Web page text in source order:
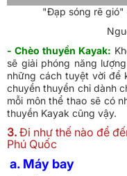
"Đạp sóng rẽ gió"
- Chèo thuyền Kayak:
sẽ giải phóng năng
những cách tuyệt vời để
chuyền thuyền chỉ dành
mỗi môn thể thao sẽ có
thuyền Kayak cũng vậy.
3. Đi như thế nào để
Phú Quốc
a. Máy bay